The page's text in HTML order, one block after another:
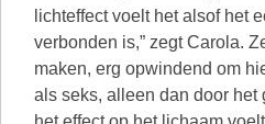
lichteffect voelt het alsof het
verbonden is,” zegt Carola.
maken, erg opwindend om
als seks, alleen dan door het